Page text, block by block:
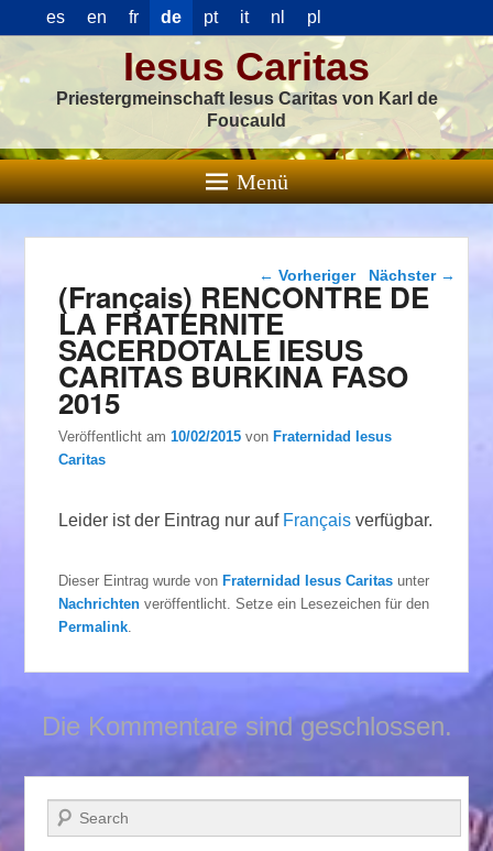
es en fr de pt it nl pl
Iesus Caritas
Priestergmeinschaft Iesus Caritas von Karl de
Foucauld
Menü
Beitragsnavigation
← Vorheriger Nächster →
(Français) RENCONTRE DE
LA FRATERNITE
SACERDOTALE IESUS
CARITAS BURKINA FASO
2015
Veröffentlicht am10/02/2015 vonFraternidad Iesus
Caritas
Leider ist der Eintrag nur auf Français verfügbar.
Dieser Eintrag wurde vonFraternidad Iesus Caritas unter
Nachrichten veröffentlicht. Setze ein Lesezeichen für den
Permalink
Die Kommentare sind geschlossen.
Suchen